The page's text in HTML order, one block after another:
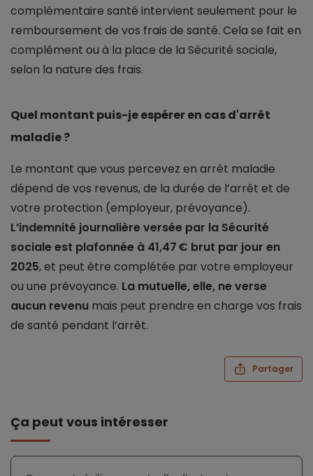
complémentaire santé intervient seulement pour le
remboursement de vos frais de santé. Cela se fait en
complément ou à la place de la Sécurité sociale,
selon la nature des frais.
Quel montant puis-je espérer en cas d'arrêt
maladie ?
Le montant que vous percevez en arrêt maladie
dépend de vos revenus, de la durée de l’arrêt et de
votre protection (employeur, prévoyance).
L’indemnité journalière versée par la Sécurité
sociale est plafonnée à 41,47 € brut par jour en
2025, et peut être complétée par votre employeur
ou une prévoyance. La mutuelle, elle, ne verse
aucun revenu mais peut prendre en charge vos frais
de santé pendant l’arrêt.
Partager
Ça peut vous intéresser